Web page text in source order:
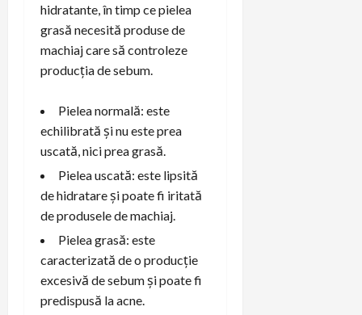
hidratante, în timp ce pielea
grasă necesită produse de
machiaj care să controleze
producția de sebum.
Pielea normală: este
echilibrată și nu este prea
uscată, nici prea grasă.
Pielea uscată: este lipsită
de hidratare și poate fi iritată
de produsele de machiaj.
Pielea grasă: este
caracterizată de o producție
excesivă de sebum și poate fi
predispusă la acne.